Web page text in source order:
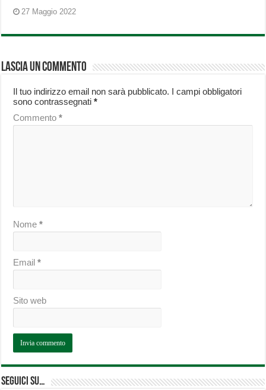
27 Maggio 2022
Lascia un commento
Il tuo indirizzo email non sarà pubblicato. I campi obbligatori
sono contrassegnati*
Commento*
Nome*
Email*
Sito web
Seguici su…